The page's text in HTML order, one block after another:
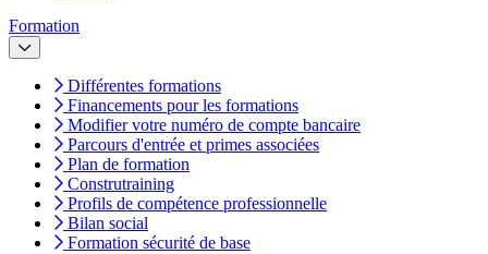
Formation
Différentes formations
Financements pour les formations
Modifier votre numéro de compte bancaire
Parcours d'entrée et primes associées
Plan de formation
Construtraining
Profils de compétence professionnelle
Bilan social
Formation sécurité de base